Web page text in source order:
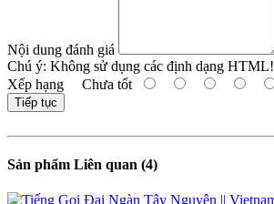
Nội dung đánh giá
Chú ý: Không sử dụng các định dạng HTML!
Xếp hạng Chưa tốt
Tiếp tục
Sản phẩm Liên quan (4)